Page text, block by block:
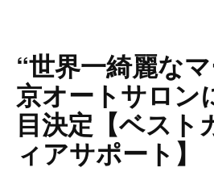
“世界一綺麗な
京オートサロン
目決定【ベスト
ィアサポート】